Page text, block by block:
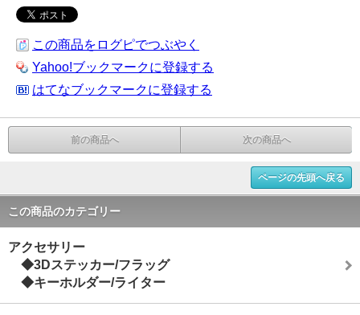
この商品をログピでつぶやく
Yahoo!ブックマークに登録する
はてなブックマークに登録する
前の商品へ 次の商品へ
ページの先頭へ戻る
この商品のカテゴリー
アクセサリー
◆3Dステッカー/フラッグ
◆キーホルダー/ライター